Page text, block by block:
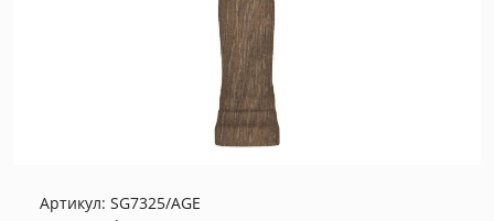
Артикул: SG7325/AGE